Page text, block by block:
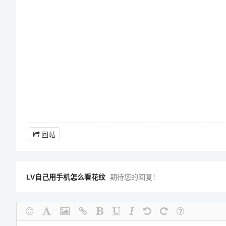
回帖
LV自己用手机怎么看花纹 期待您的回复！